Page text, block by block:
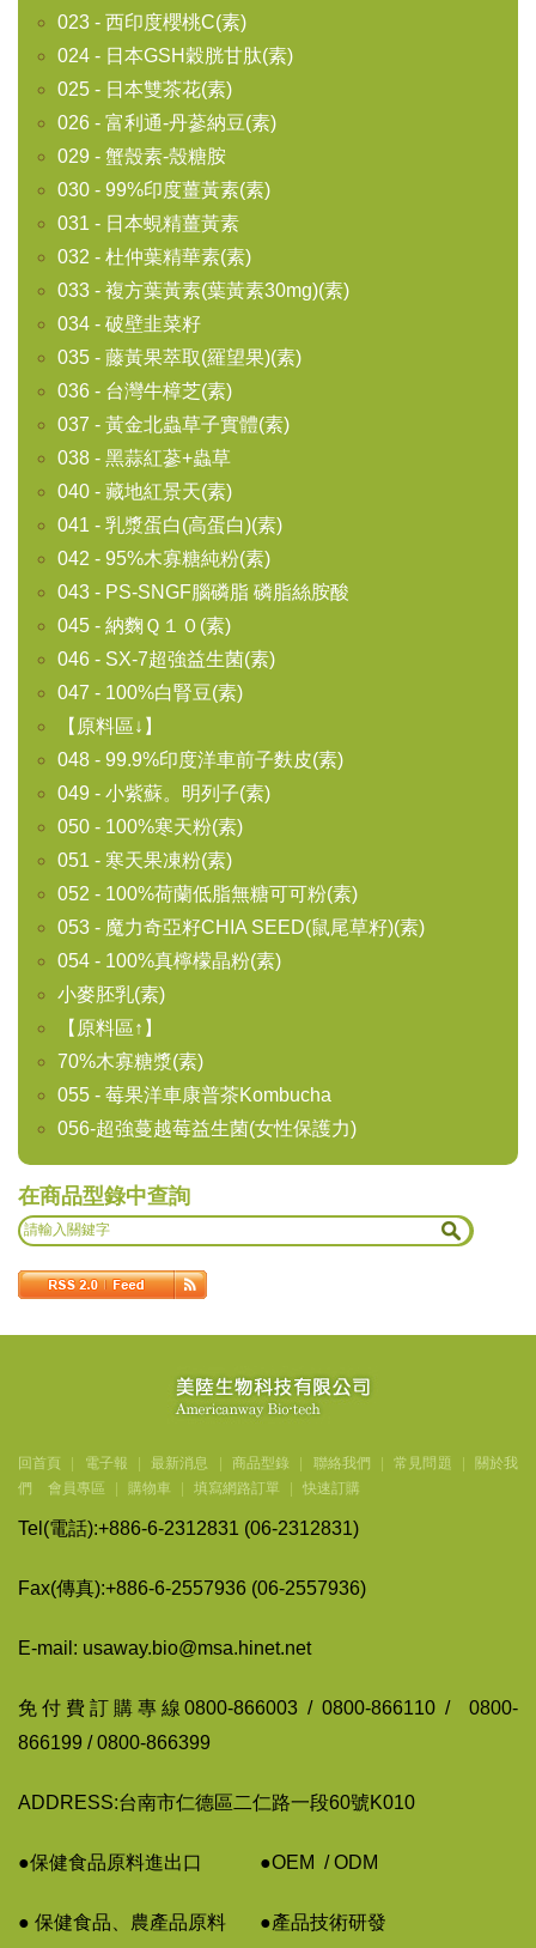
023 - 西印度櫻桃C(素)
024 - 日本GSH穀胱甘肽(素)
025 - 日本雙茶花(素)
026 - 富利通-丹蔘納豆(素)
029 - 蟹殼素-殼糖胺
030 - 99%印度薑黃素(素)
031 - 日本蜆精薑黃素
032 - 杜仲葉精華素(素)
033 - 複方葉黃素(葉黃素30mg)(素)
034 - 破壁韭菜籽
035 - 藤黃果萃取(羅望果)(素)
036 - 台灣牛樟芝(素)
037 - 黃金北蟲草子實體(素)
038 - 黑蒜紅蔘+蟲草
040 - 藏地紅景天(素)
041 - 乳漿蛋白(高蛋白)(素)
042 - 95%木寡糖純粉(素)
043 - PS-SNGF腦磷脂 磷脂絲胺酸
045 - 納麴Ｑ１０(素)
046 - SX-7超強益生菌(素)
047 - 100%白腎豆(素)
【原料區↓】
048 - 99.9%印度洋車前子麩皮(素)
049 - 小紫蘇。明列子(素)
050 - 100%寒天粉(素)
051 - 寒天果凍粉(素)
052 - 100%荷蘭低脂無糖可可粉(素)
053 - 魔力奇亞籽CHIA SEED(鼠尾草籽)(素)
054 - 100%真檸檬晶粉(素)
小麥胚乳(素)
【原料區↑】
70%木寡糖漿(素)
055 - 莓果洋車康普茶Kombucha
056-超強蔓越莓益生菌(女性保護力)
在商品型錄中查詢
回首頁 | 電子報 | 最新消息 | 商品型錄 | 聯絡我們 | 常見問題 |
關於我
們
會員專區 | 購物車 | 填寫網路訂單 | 快速訂購
Tel(電話):+886-6-2312831 (06-2312831)
Fax(傳真):+886-6-2557936 (06-2557936)
E-mail: usaway.bio@msa.hinet.net
免付費訂購專線0800-866003 / 0800-866110 / 0800-
866199 / 0800-866399
ADDRESS:台南市仁德區二仁路一段60號K010
●保健食品原料進出口 ●OEM / ODM
● 保健食品、農產品原料 ●產品技術研發